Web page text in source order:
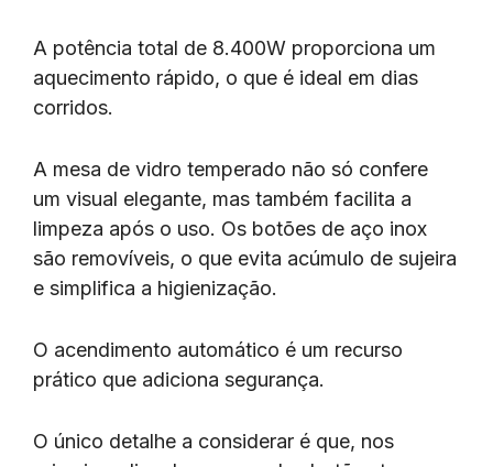
A potência total de 8.400W proporciona um
aquecimento rápido, o que é ideal em dias
corridos.
A mesa de vidro temperado não só confere
um visual elegante, mas também facilita a
limpeza após o uso. Os botões de aço inox
são removíveis, o que evita acúmulo de sujeira
e simplifica a higienização.
O acendimento automático é um recurso
prático que adiciona segurança.
O único detalhe a considerar é que, nos